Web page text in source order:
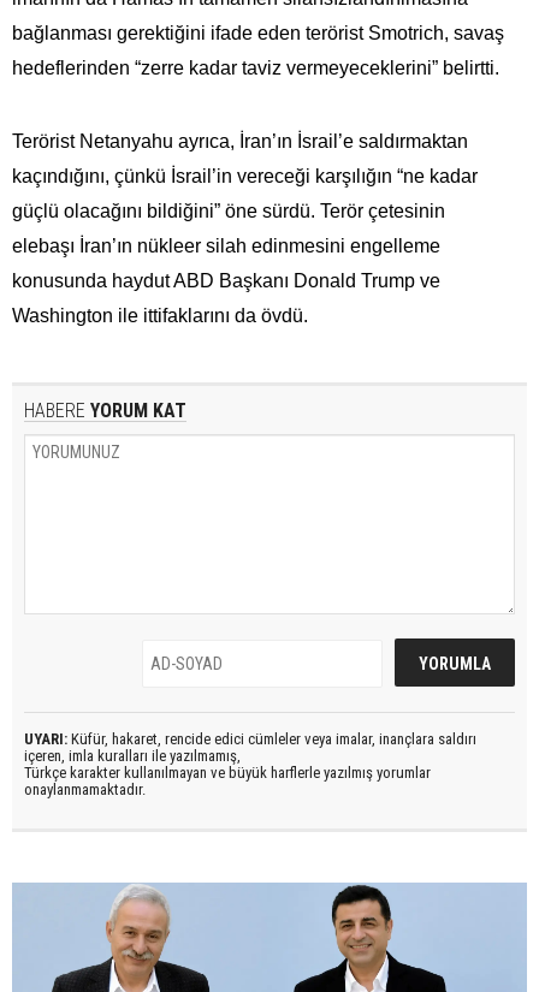
bağlanması gerektiğini ifade eden terörist Smotrich, savaş
hedeflerinden “zerre kadar taviz vermeyeceklerini” belirtti.
Terörist Netanyahu ayrıca, İran’ın İsrail’e saldırmaktan
kaçındığını, çünkü İsrail’in vereceği karşılığın “ne kadar
güçlü olacağını bildiğini” öne sürdü. Terör çetesinin
elebaşı İran’ın nükleer silah edinmesini engelleme
konusunda haydut ABD Başkanı Donald Trump ve
Washington ile ittifaklarını da övdü.
HABERE YORUM KAT
UYARI: Küfür, hakaret, rencide edici cümleler veya imalar, inançlara saldırı
içeren, imla kuralları ile yazılmamış,
Türkçe karakter kullanılmayan ve büyük harflerle yazılmış yorumlar
onaylanmamaktadır.